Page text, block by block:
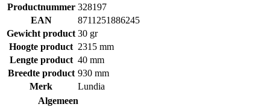
Productnummer 328197
EAN
8711251886245
Gewicht product 30 gr
Hoogte product 2315 mm
Lengte product 40 mm
Breedte product 930 mm
Merk
Lundia
Algemeen